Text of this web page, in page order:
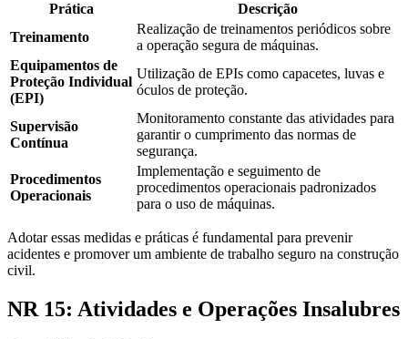
Prática
Descrição
Treinamento
Realização de treinamentos periódicos sobre
a operação segura de máquinas.
Equipamentos de
Proteção Individual
(EPI)
Utilização de EPIs como capacetes, luvas e
óculos de proteção.
Supervisão
Contínua
Monitoramento constante das atividades para
garantir o cumprimento das normas de
segurança.
Procedimentos
Operacionais
Implementação e seguimento de
procedimentos operacionais padronizados
para o uso de máquinas.
Adotar essas medidas e práticas é fundamental para prevenir
acidentes e promover um ambiente de trabalho seguro na construção
civil.
NR 15: Atividades e Operações Insalubres